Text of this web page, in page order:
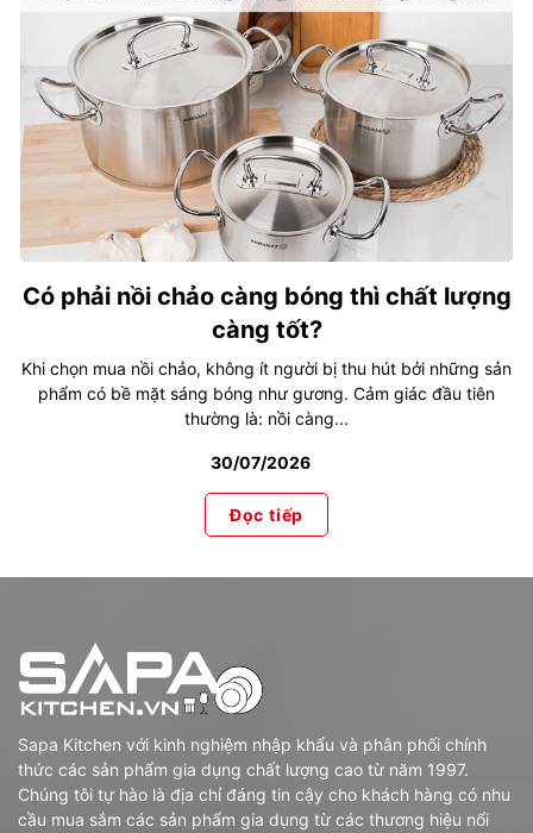
Có phải nồi chảo càng bóng thì chất lượng
càng tốt?
Khi chọn mua nồi chảo, không ít người bị thu hút bởi những sản
phẩm có bề mặt sáng bóng như gương. Cảm giác đầu tiên
thường là: nồi càng...
30/07/2026
Đọc tiếp
Sapa Kitchen với kinh nghiệm nhập khẩu và phân phối chính
thức các sản phẩm gia dụng chất lượng cao từ năm 1997.
Chúng tôi tự hào là địa chỉ đáng tin cậy cho khách hàng có nhu
cầu mua sắm các sản phẩm gia dụng từ các thương hiệu nổi